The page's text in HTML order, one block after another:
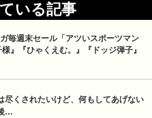
いる記事
毎週末セール「アツいスポーツマン
』『ひゃくえむ。』『ドッジ弾子』
尽くされたいけど、何もしてあげない
…